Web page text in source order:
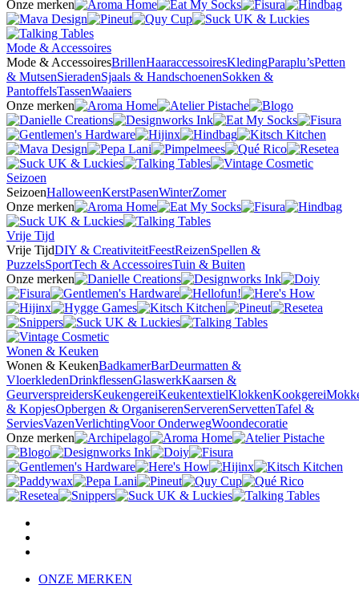
Onze merken
Mode & Accessoires
Mode & AccessoiresBrillenHaaraccessoiresKledingParaplu’sPetten
& MutsenSieradenSjaals & HandschoenenSokken &
PantoffelsTassenWaaiers
Onze merken
Seizoen
SeizoenHalloweenKerstPasenWinterZomer
Onze merken
Vrije Tijd
Vrije TijdDIY & CreativiteitFeestReizenSpellen &
PuzzelsSportTech & AccessoiresTuin & Buiten
Onze merken
Wonen & Keuken
Wonen & KeukenBadkamerBarDeurmatten &
VloerkledenDrinkflessenGlaswerkKaarsen &
GeurverspreidersKeukengereiKeukentextielKlokkenKookgerei
& KopjesOpbergen & OrganiserenServerenServettenTafel &
ServiesVazenVerlichtingVoor OnderwegWoondecoratie
Onze merken
ONZE MERKEN